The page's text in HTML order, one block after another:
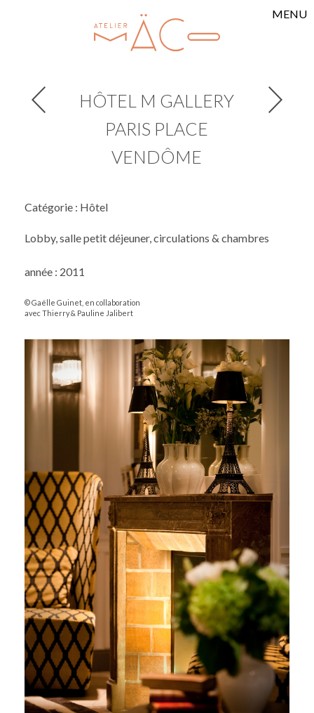
MENU
HÔTEL M GALLERY
PARIS PLACE
VENDÔME
Catégorie : Hôtel
Lobby, salle petit déjeuner, circulations & chambres
année : 2011
© Gaëlle Guinet, en collaboration
avec Thierry & Pauline Jalibert